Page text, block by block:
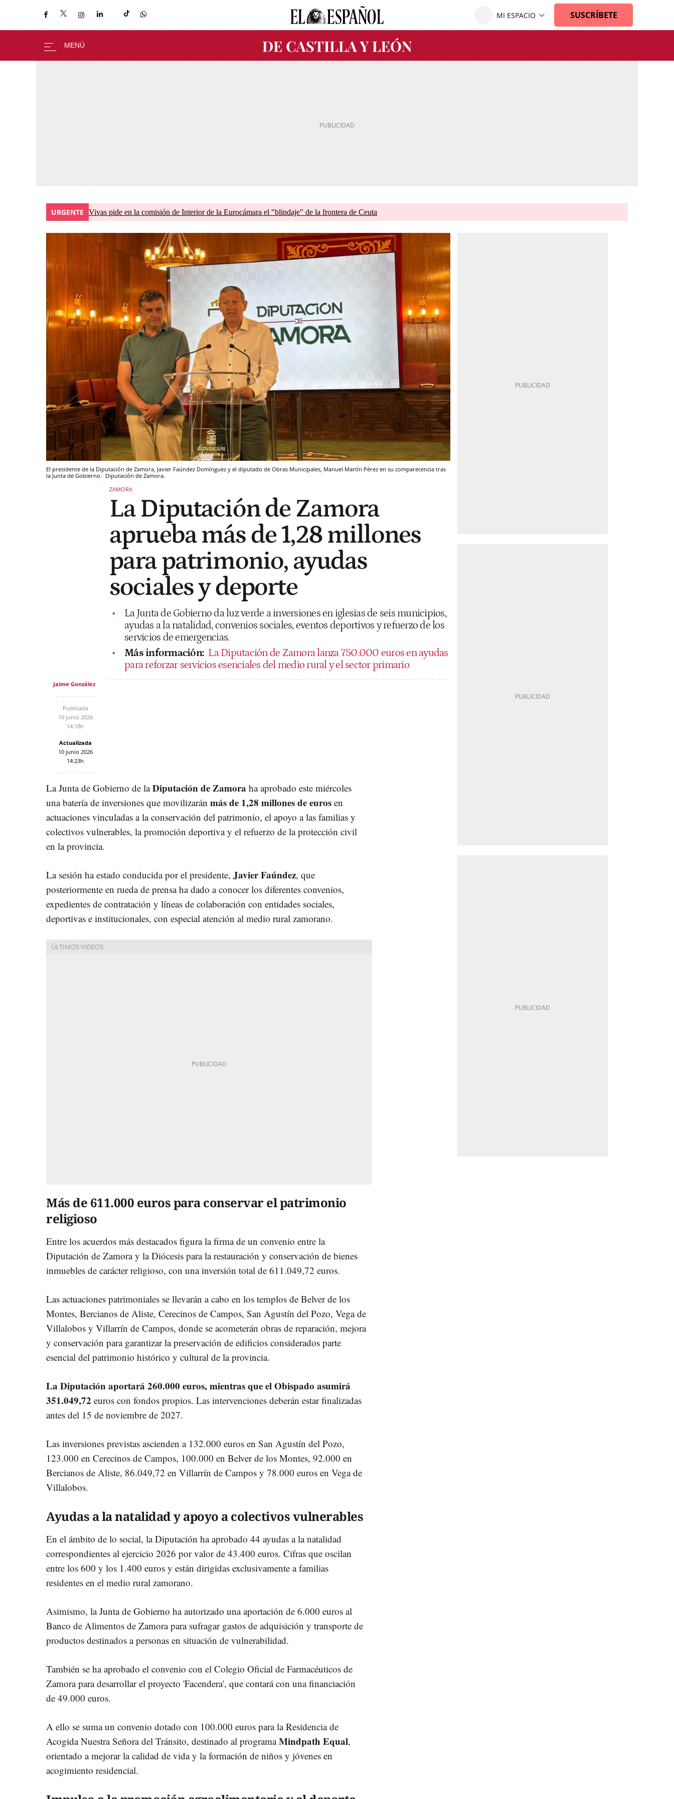
URGENTE Vivas pide en la comisión de Interior de la Eurocámara el "blindaje" de la frontera de Ceuta
El presidente de la Diputación de Zamora, Javier Faúndez Domínguez y el diputado de Obras Municipales, Manuel Martín Pérez en su comparecencia tras
la Junta de Gobierno. Diputación de Zamora.
ZAMORA
La Diputación de Zamora
aprueba más de 1,28 millones
para patrimonio, ayudas
sociales y deporte
La Junta de Gobierno da luz verde a inversiones en iglesias de seis municipios,
ayudas a la natalidad, convenios sociales, eventos deportivos y refuerzo de los
servicios de emergencias.
Más información: La Diputación de Zamora lanza 750.000 euros en ayudas
para reforzar servicios esenciales del medio rural y el sector primario
Jaime González
Publicada
10 junio 2026
14:18h
Actualizada
10 junio 2026
14:23h
La Junta de Gobierno de laDiputación de Zamora ha aprobado este miércoles
una batería de inversiones que movilizarán más de 1,28 millones de euros en
actuaciones vinculadas a la conservación del patrimonio, el apoyo a las familias y
colectivos vulnerables, la promoción deportiva y el refuerzo de la protección civil
en la provincia.
La sesión ha estado conducida por el presidente, Javier Faúndez, que
posteriormente en rueda de prensa ha dado a conocer los diferentes convenios,
expedientes de contratación y líneas de colaboración con entidades sociales,
deportivas e institucionales, con especial atención al medio rural zamorano.
Más de 611.000 euros para conservar el patrimonio
religioso
Entre los acuerdos más destacados figura la firma de un convenio entre la
Diputación de Zamora y la Diócesis para la restauración y conservación de bienes
inmuebles de carácter religioso, con una inversión total de 611.049,72 euros.
Las actuaciones patrimoniales se llevarán a cabo en los templos de Belver de los
Montes, Bercianos de Aliste, Cerecinos de Campos, San Agustín del Pozo, Vega de
Villalobos y Villarrín de Campos, donde se acometerán obras de reparación, mejora
y conservación para garantizar la preservación de edificios considerados parte
esencial del patrimonio histórico y cultural de la provincia.
La Diputación aportará 260.000 euros, mientras que el Obispado asumirá
351.049,72 euros con fondos propios. Las intervenciones deberán estar finalizadas
antes del 15 de noviembre de 2027.
Las inversiones previstas ascienden a 132.000 euros en San Agustín del Pozo,
123.000 en Cerecinos de Campos, 100.000 en Belver de los Montes, 92.000 en
Bercianos de Aliste, 86.049,72 en Villarrín de Campos y 78.000 euros en Vega de
Villalobos.
Ayudas a la natalidad y apoyo a colectivos vulnerables
En el ámbito de lo social, la Diputación ha aprobado 44 ayudas a la natalidad
correspondientes al ejercicio 2026 por valor de 43.400 euros. Cifras que oscilan
entre los 600 y los 1.400 euros y están dirigidas exclusivamente a familias
residentes en el medio rural zamorano.
Asimismo, la Junta de Gobierno ha autorizado una aportación de 6.000 euros al
Banco de Alimentos de Zamora para sufragar gastos de adquisición y transporte de
productos destinados a personas en situación de vulnerabilidad.
También se ha aprobado el convenio con el Colegio Oficial de Farmacéuticos de
Zamora para desarrollar el proyecto 'Facendera', que contará con una financiación
de 49.000 euros.
A ello se suma un convenio dotado con 100.000 euros para la Residencia de
Acogida Nuestra Señora del Tránsito, destinado al programaMindpath Equal,
orientado a mejorar la calidad de vida y la formación de niños y jóvenes en
acogimiento residencial.